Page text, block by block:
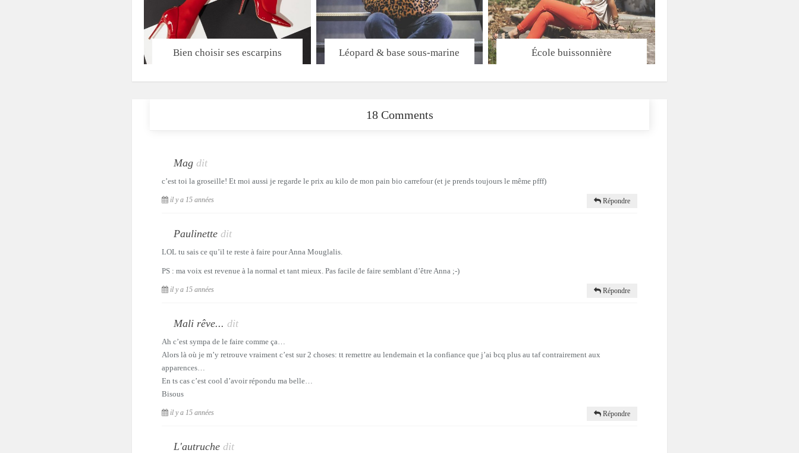
Bien choisir ses escarpins Léopard & base sous-marine École buissonnière
18 Comments
Mag dit
c’est toi la groseille! Et moi aussi je regarde le prix au kilo de mon pain bio carrefour (et je prends toujours le même pfff)
il y a 15 années Répondre
Paulinette dit
LOL tu sais ce qu’il te reste à faire pour Anna Mouglalis.
PS : ma voix est revenue à la normal et tant mieux. Pas facile de faire semblant d’être Anna ;-)
il y a 15 années Répondre
Mali rêve... dit
Ah c’est sympa de le faire comme ça…
Alors là où je m’y retrouve vraiment c’est sur 2 choses: tt remettre au lendemain et la confiance que j’ai bcq plus au taf contrairement aux
apparences…
En ts cas c’est cool d’avoir répondu ma belle…
Bisous
il y a 15 années Répondre
L'autruche dit